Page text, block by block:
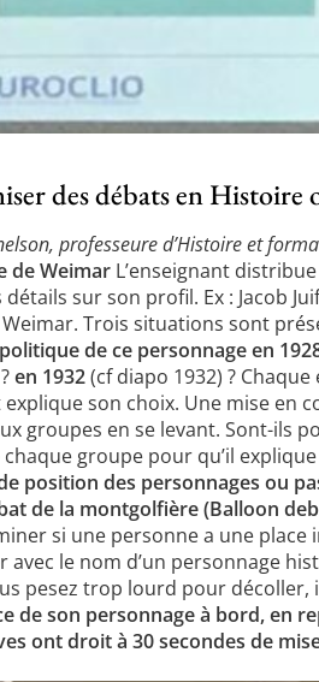
des débats en Histoire
professeure d’Histoire et
de Weimar L’enseignant
sur son profil. Ex : Jacob
Trois situations sont
de ce personnage en
en 1932(cf diapo 1932) ?
son choix. Une mise en
groupes en se levant. Sont-ils
groupe pour qu’il
position des personnages ou
de la montgolfière (Balloon
si une personne a une
avec le nom d’un personnage
pesez trop lourd pour décoller,
de son personnage à bord, en
ont droit à 30 secondes de